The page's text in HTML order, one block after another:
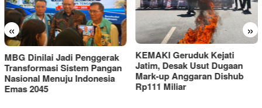
« »
MBG Dinilai Jadi Penggerak
Transformasi Sistem Pangan
Nasional Menuju Indonesia
Emas 2045
KEMAKI Geruduk Kejati
Jatim, Desak Usut Dugaan
Mark-up Anggaran Dishub
Rp111 Miliar